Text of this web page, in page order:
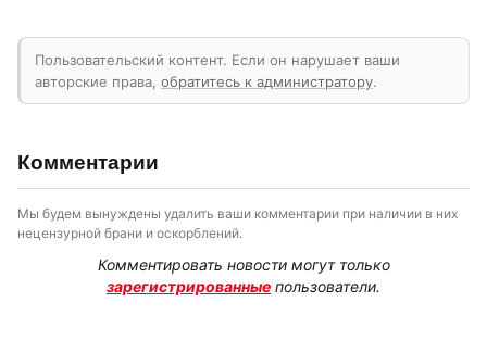
Пользовательский контент. Если он нарушает ваши
авторские права, обратитесь к администратору.
Комментарии
Мы будем вынуждены удалить ваши комментарии при наличии в них
нецензурной брани и оскорблений.
Комментировать новости могут только
зарегистрированные пользователи.